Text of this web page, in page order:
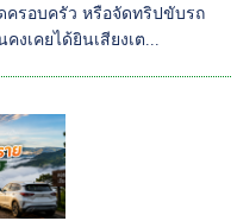
ครอบครัว หรือจัดทริปขับรถ
เคยได้ยินเสียงเต...